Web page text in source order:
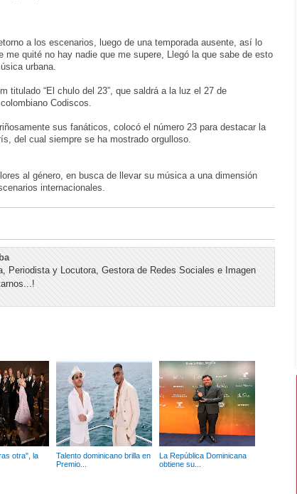
a los escenarios, luego de una temporada ausente, así lo
me quité no hay nadie que me supere, Llegó la que sabe de esto
urbana.
titulado “El chulo del 23”, que saldrá a la luz el 27 de
Codiscos.
sus fanáticos, colocó el número 23 para destacar la
del cual siempre se ha mostrado orgulloso.
al género, en busca de llevar su música a una dimensión
internacionales.
Periodista y Locutora, Gestora de Redes Sociales e Imagen
otra", la
Talento dominicano brilla en
Premio...
La República Dominicana
obtiene su...